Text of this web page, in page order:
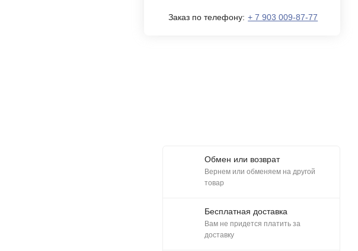
Заказ по телефону: + 7 903 009-87-77
Обмен или возврат
Вернем или обменяем на другой
товар
Бесплатная доставка
Вам не придется платить за
доставку